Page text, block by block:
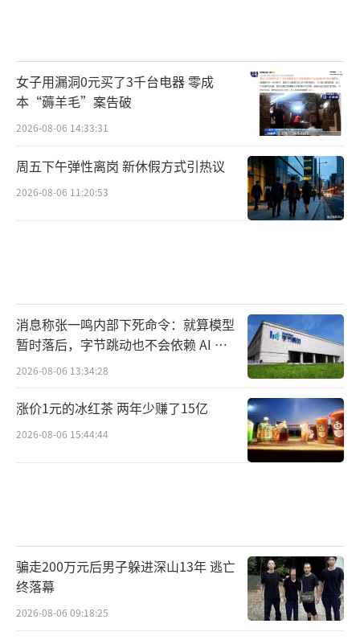
女子用漏洞0元买了3千台电器 零成
本“薅羊毛”案告破
2026-08-06 14:33:31
周五下午弹性离岗 新休假方式引热议
2026-08-06 11:20:53
消息称张一鸣内部下死命令：就算模型
暂时落后，字节跳动也不会依赖 AI 蒸
馏技术
2026-08-06 13:34:28
涨价1元的冰红茶 两年少赚了15亿
2026-08-06 15:44:44
骗走200万元后男子躲进深山13年 逃亡
终落幕
2026-08-06 09:18:25